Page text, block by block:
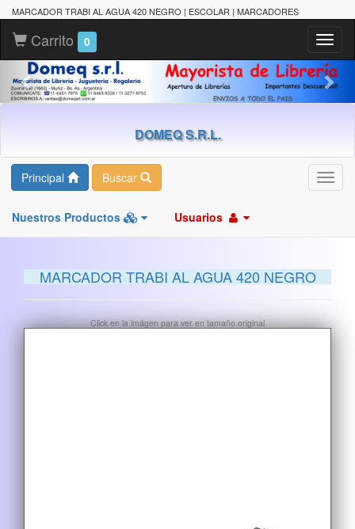
MARCADOR TRABI AL AGUA 420 NEGRO | ESCOLAR | MARCADORES
Carrito 0
DOMEQ S.R.L.
Principal Buscar
Nuestros Productos Usuarios
MARCADOR TRABI AL AGUA 420 NEGRO
Click en la imágen para ver en tamaño original